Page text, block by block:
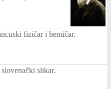
fizičar i hemičar.
slikar.